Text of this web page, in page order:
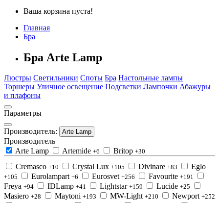
Ваша корзина пуста!
Главная
Бра
Бра Arte Lamp
Люстры Светильники Споты Бра Настольные лампы
Торшеры Уличное освещение Подсветки Лампочки Абажуры
и плафоны
Параметры
Производитель: Arte Lamp
Производитель
Arte Lamp
Artemide +6 Britop +30
Cremasco +10 Crystal Lux +105 Divinare +83 Eglo
+105 Eurolampart +6 Eurosvet +256 Favourite +191
Freya +94 IDLamp +41 Lightstar +159 Lucide +25
Masiero +28 Maytoni +193 MW-Light +210 Newport +252